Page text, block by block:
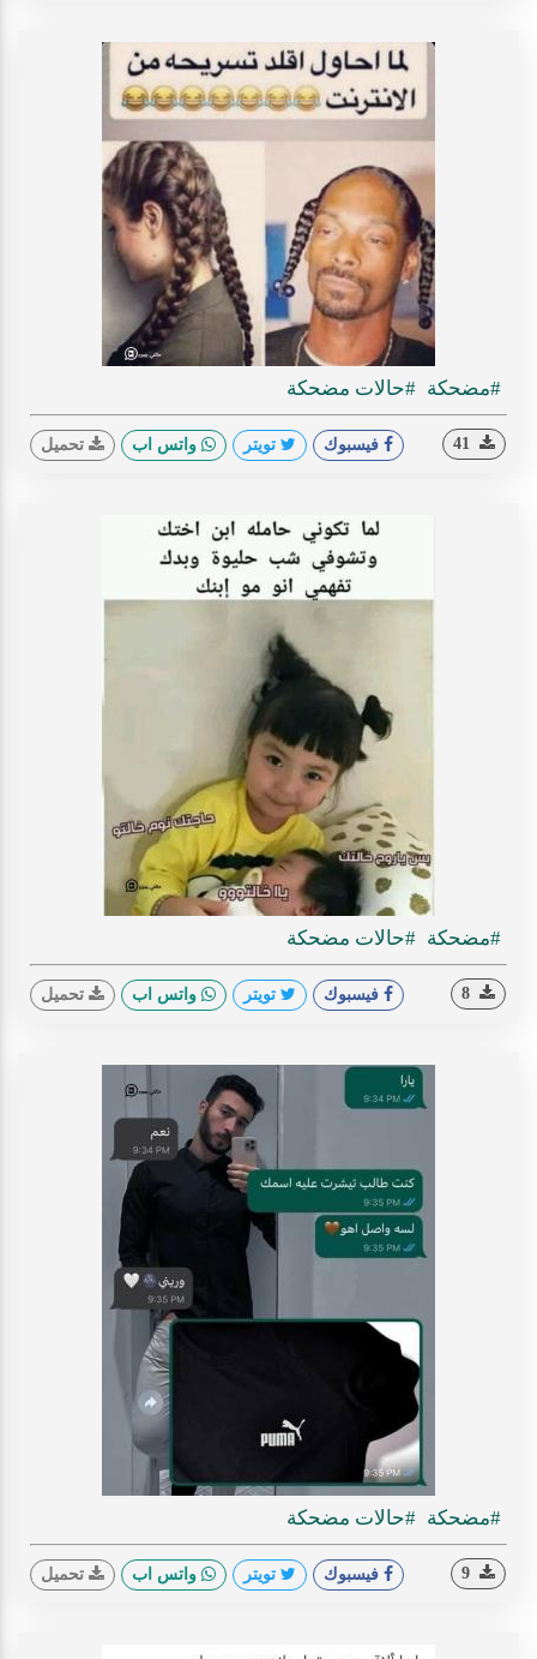
#مضحكة #حالات مضحكة
فيسبوك تويتر واتس اب تحميل
#مضحكة #حالات مضحكة
فيسبوك تويتر واتس اب تحميل
#مضحكة #حالات مضحكة
فيسبوك تويتر واتس اب تحميل